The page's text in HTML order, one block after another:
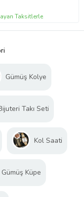
Taksitlerle
Gümüş Kolye
Takı Seti
Kol Saati
Gümüş Küpe